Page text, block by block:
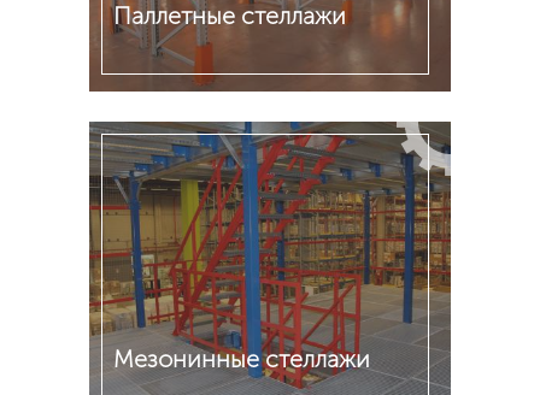
Паллетные стеллажи
Подробнее
Мезонинные стеллажи